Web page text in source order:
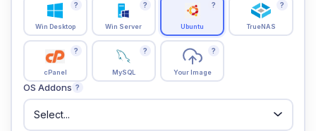
Win Desktop
?
Win Server
?
Ubuntu
?
TrueNAS
?
cPanel
?
MySQL
?
Your Image
?
OS Addons ?